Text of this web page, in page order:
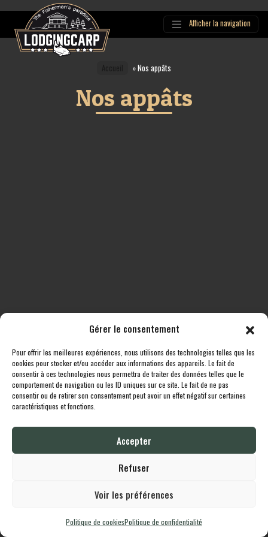
Gérer le consentement
Pour offrir les meilleures expériences, nous utilisons des technologies telles que les
cookies pour stocker et/ou accéder aux informations des appareils. Le fait de
consentir à ces technologies nous permettra de traiter des données telles que le
comportement de navigation ou les ID uniques sur ce site. Le fait de ne pas
consentir ou de retirer son consentement peut avoir un effet négatif sur certaines
caractéristiques et fonctions.
Accepter
Refuser
Voir les préférences
Politique de cookiesPolitique de confidentialité
Main
Navigation
Afficher la navigation
»Nos appâts
Nos appâts
Toutes les destinations Boutique Le cheptel Contact
Lodgingcarppropulsé fièrement par Une créationWhornat.com | Mentions
Légales | Politique de confidentialité
English Français